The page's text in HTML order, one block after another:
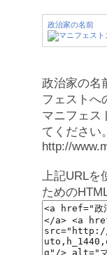
政治家の名前
政治家の名
フェストへ
マニフェス
てください。
http://
上記URLを
ための